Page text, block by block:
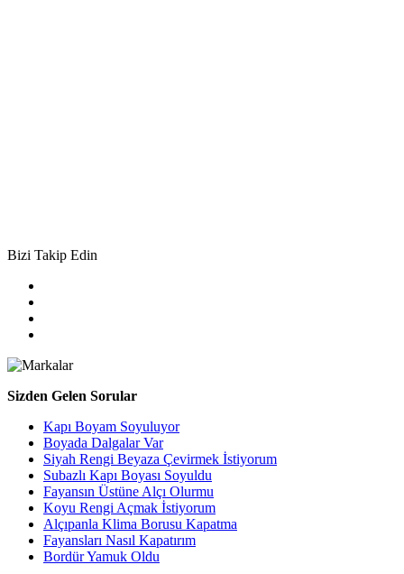
Bizi Takip Edin
Sizden Gelen Sorular
Kapı Boyam Soyuluyor
Boyada Dalgalar Var
Siyah Rengi Beyaza Çevirmek İstiyorum
Subazlı Kapı Boyası Soyuldu
Fayansın Üstüne Alçı Olurmu
Koyu Rengi Açmak İstiyorum
Alçıpanla Klima Borusu Kapatma
Fayansları Nasıl Kapatırım
Bordür Yamuk Oldu